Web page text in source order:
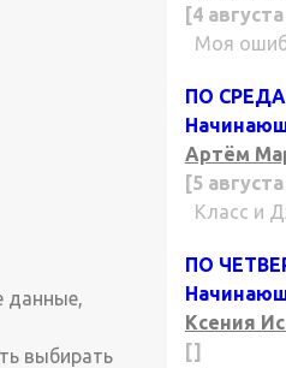
данные,
выбирать
[4
Моя
ПО
Артём
[5
Класс и
ПО
Ксения
[]